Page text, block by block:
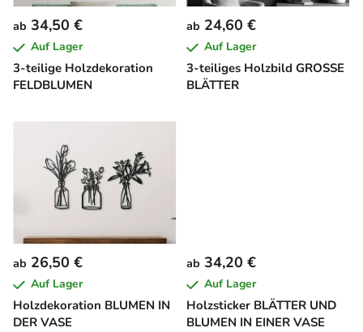
e
r
P
r3-teilige Holzdekoration
FELDBLUMEN
ab 34,50 €
Auf Lager
3-teiliges Holzbild GROSSE
BLÄTTER
ab 24,60 €
Auf Lager
Holzdekoration BLUMEN IN
DER VASE
ab 26,50 €
Auf Lager
Holzsticker BLÄTTER UND
BLUMEN IN EINER VASE
ab 34,20 €
Auf Lager